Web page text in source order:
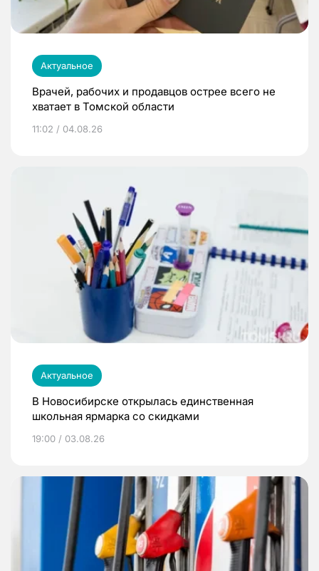
Актуальное
Врачей, рабочих и продавцов острее всего не
хватает в Томской области
11:02 / 04.08.26
Актуальное
В Новосибирске открылась единственная
школьная ярмарка со скидками
19:00 / 03.08.26